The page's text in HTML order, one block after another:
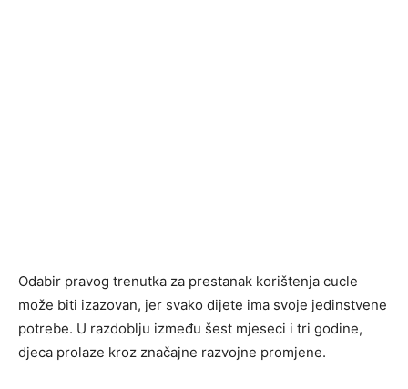
Odabir pravog trenutka za prestanak korištenja cucle
može biti izazovan, jer svako dijete ima svoje jedinstvene
potrebe. U razdoblju između šest mjeseci i tri godine,
djeca prolaze kroz značajne razvojne promjene.